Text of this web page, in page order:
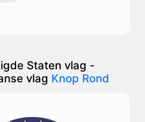
Staten vlag -
vlag Knop Rond